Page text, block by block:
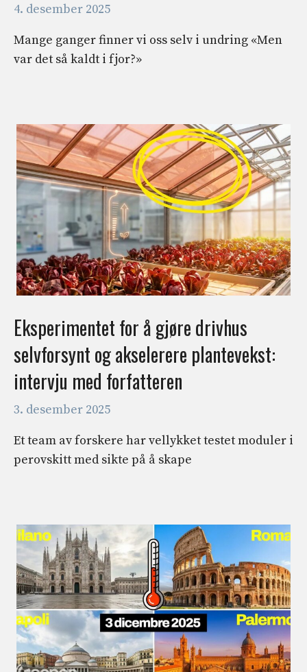
4. desember 2025
Mange ganger finner vi oss selv i undring «Men
var det så kaldt i fjor?»
Eksperimentet for å gjøre drivhus
selvforsynt og akselerere plantevekst:
intervju med forfatteren
3. desember 2025
Et team av forskere har vellykket testet moduler i
perovskitt med sikte på å skape